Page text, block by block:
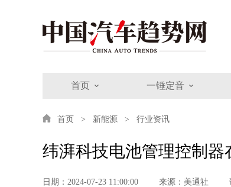
首页 一锤定音
首页 新能源 行业资讯
纬湃科技电池管理控制器
日期：2024-07-23 11:00:00 来源：美通社